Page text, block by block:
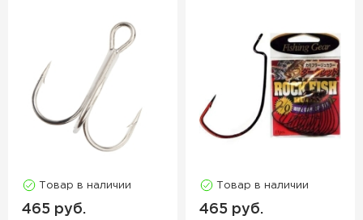
Товар в наличии
465 руб.
Товар в наличии
465 руб.